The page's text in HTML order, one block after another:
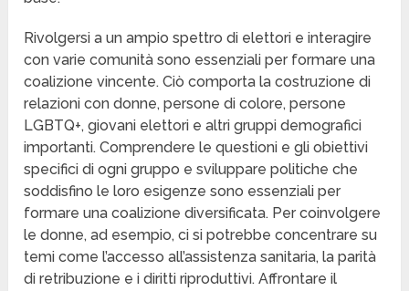
Rivolgersi a un ampio spettro di elettori e interagire
con varie comunità sono essenziali per formare una
coalizione vincente. Ciò comporta la costruzione di
relazioni con donne, persone di colore, persone
LGBTQ+, giovani elettori e altri gruppi demografici
importanti. Comprendere le questioni e gli obiettivi
specifici di ogni gruppo e sviluppare politiche che
soddisfino le loro esigenze sono essenziali per
formare una coalizione diversificata. Per coinvolgere
le donne, ad esempio, ci si potrebbe concentrare su
temi come l’accesso all’assistenza sanitaria, la parità
di retribuzione e i diritti riproduttivi. Affrontare il